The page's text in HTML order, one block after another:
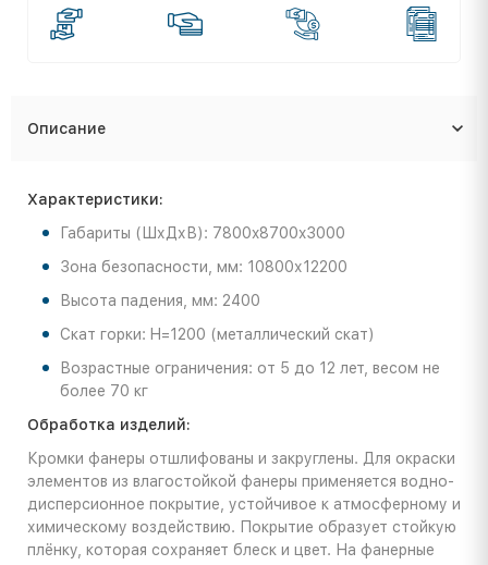
Описание
Характеристики:
Габариты (ШхДхВ): 7800x8700x3000
Зона безопасности, мм: 10800х12200
Высота падения, мм: 2400
Скат горки: H=1200 (металлический скат)
Возрастные ограничения: от 5 до 12 лет, весом не
более 70 кг
Обработка изделий:
Кромки фанеры отшлифованы и закруглены. Для окраски
элементов из влагостойкой фанеры применяется водно-
дисперсионное покрытие, устойчивое к атмосферному и
химическому воздействию. Покрытие образует стойкую
плёнку, которая сохраняет блеск и цвет. На фанерные